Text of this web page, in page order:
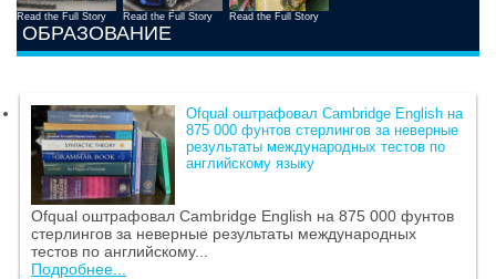
Read the Full Story Read the Full Story Read the Full Story
ОБРАЗОВАНИЕ
Ofqual оштрафовал Cambridge English на
875 000 фунтов стерлингов за неверные
результаты международных тестов по
английскому языку
Ofqual оштрафовал Cambridge English на 875 000 фунтов
стерлингов за неверные результаты международных
тестов по английскому...
Подробнее...